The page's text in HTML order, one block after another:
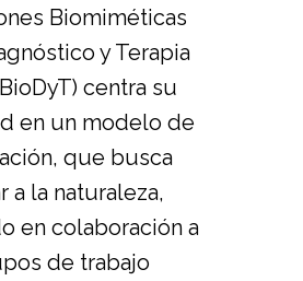
Biomiméticas
y Terapia
centra su
en un modelo de
que busca
a la naturaleza,
en colaboración a
de trabajo